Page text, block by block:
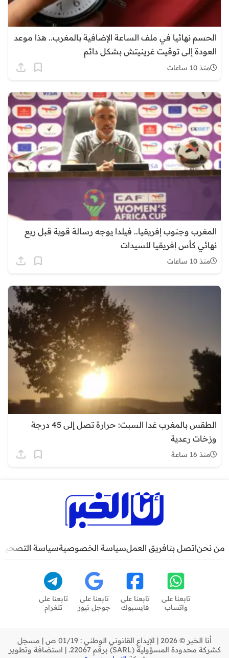
الحسم نهائيا في ملف الساعة الإضافية بالمغرب.. هذا موعد
العودة إلى توقيت غرينيتش بشكل دائم
منذ 10 ساعات
المغرب وجنوب إفريقيا.. فيلدا يوجه رسالة قوية قبل ربع
نهائي كأس إفريقيا للسيدات
منذ 10 ساعات
الطقس بالمغرب غدا السبت: حرارة تصل إلى 45 درجة
وزخات رعدية
منذ 16 ساعة
من نحناتصل بنافريق العملسياسة الخصوصيةسياسة التصحيح
تابعنا على
واتساب
تابعنا على
فايسبوك
تابعنا على
جوجل نيوز
تابعنا على
تلغرام
أنا الخبر © 2026 | الإيداع القانوني الوطني : 01/19 ص | مسجل
كشركة محدودة المسؤولية (SARL) برقم 22067. | استضافة وتطوير